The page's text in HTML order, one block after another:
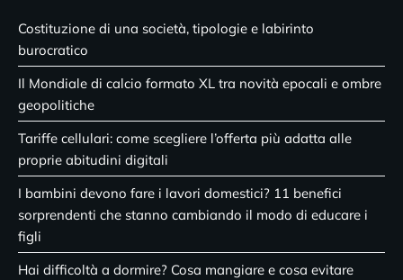
Costituzione di una società, tipologie e labirinto
burocratico
Il Mondiale di calcio formato XL tra novità epocali e ombre
geopolitiche
Tariffe cellulari: come scegliere l’offerta più adatta alle
proprie abitudini digitali
I bambini devono fare i lavori domestici? 11 benefici
sorprendenti che stanno cambiando il modo di educare i
figli
Hai difficoltà a dormire? Cosa mangiare e cosa evitare